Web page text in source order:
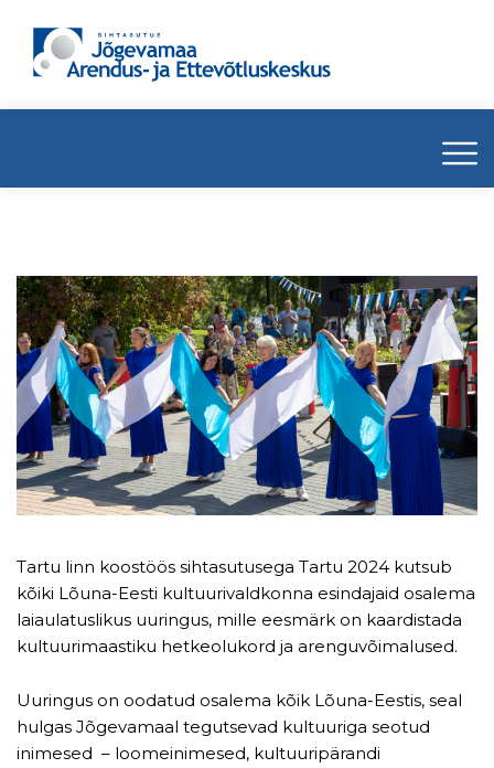
Tartu linn koostöös sihtasutusega Tartu 2024 kutsub
kõiki Lõuna-Eesti kultuurivaldkonna esindajaid osalema
laiaulatuslikus uuringus, mille eesmärk on kaardistada
kultuurimaastiku hetkeolukord ja arenguvõimalused.
Uuringus on oodatud osalema kõik Lõuna-Eestis, seal
hulgas Jõgevamaal tegutsevad kultuuriga seotud
inimesed – loomeinimesed, kultuuripärandi